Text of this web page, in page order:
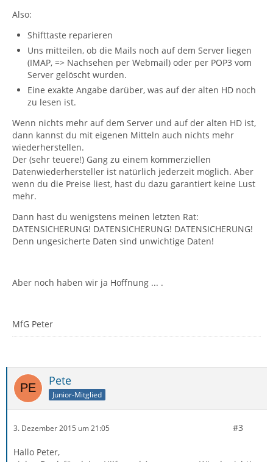
Also:
Shifttaste reparieren
Uns mitteilen, ob die Mails noch auf dem Server liegen
(IMAP, => Nachsehen per Webmail) oder per POP3 vom
Server gelöscht wurden.
Eine exakte Angabe darüber, was auf der alten HD noch
zu lesen ist.
Wenn nichts mehr auf dem Server und auf der alten HD ist,
dann kannst du mit eigenen Mitteln auch nichts mehr
wiederherstellen.
Der (sehr teuere!) Gang zu einem kommerziellen
Datenwiederhersteller ist natürlich jederzeit möglich. Aber
wenn du die Preise liest, hast du dazu garantiert keine Lust
mehr.
Dann hast du wenigstens meinen letzten Rat:
DATENSICHERUNG! DATENSICHERUNG! DATENSICHERUNG!
Denn ungesicherte Daten sind unwichtige Daten!
Aber noch haben wir ja Hoffnung ... .
MfG Peter
Pete
Junior-Mitglied
3. Dezember 2015 um 21:05 #3
Hallo Peter,